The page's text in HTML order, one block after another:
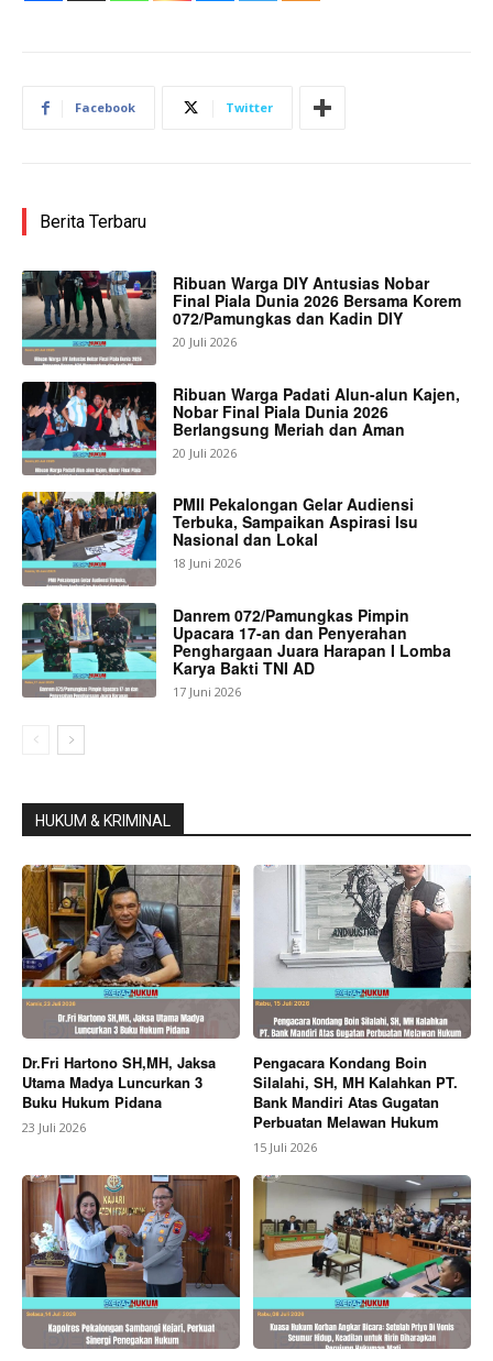
Facebook Twitter
Berita Terbaru
Ribuan Warga DIY Antusias Nobar
Final Piala Dunia 2026 Bersama Korem
072/Pamungkas dan Kadin DIY
20 Juli 2026
Ribuan Warga Padati Alun-alun Kajen,
Nobar Final Piala Dunia 2026
Berlangsung Meriah dan Aman
20 Juli 2026
PMII Pekalongan Gelar Audiensi
Terbuka, Sampaikan Aspirasi Isu
Nasional dan Lokal
18 Juni 2026
Danrem 072/Pamungkas Pimpin
Upacara 17-an dan Penyerahan
Penghargaan Juara Harapan I Lomba
Karya Bakti TNI AD
17 Juni 2026
HUKUM & KRIMINAL
Dr.Fri Hartono SH,MH, Jaksa
Utama Madya Luncurkan 3
Buku Hukum Pidana
23 Juli 2026
Pengacara Kondang Boin
Silalahi, SH, MH Kalahkan PT.
Bank Mandiri Atas Gugatan
Perbuatan Melawan Hukum
15 Juli 2026